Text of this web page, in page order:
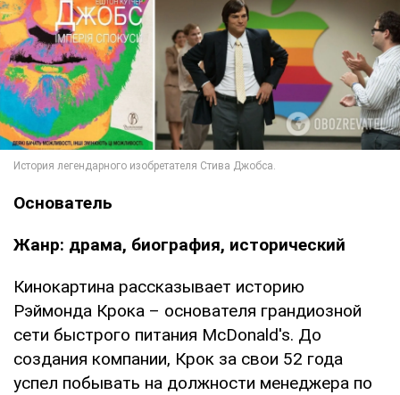
Основатель
Жанр: драма, биография, исторический
Кинокартина рассказывает историю
Рэймонда Крока – основателя грандиозной
сети быстрого питания McDonald's. До
создания компании, Крок за свои 52 года
успел побывать на должности менеджера по